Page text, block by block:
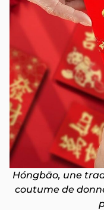
Hóngbāo, une
coutume de